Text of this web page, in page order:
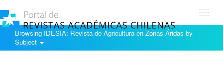
Browsing IDESIA: Revista de Agricultura en Zonas Áridas by
Subject